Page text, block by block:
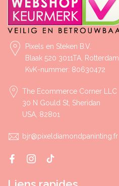
Pixels en Steken B.V.
Blaak 520 3011TA, Rotterdam
KvK-nummer: 80630472
The Ecommerce Corner LLC
30 N Gould St, Sheridan
USA, 82801
bjr@pixeldiamondpaninting.fr